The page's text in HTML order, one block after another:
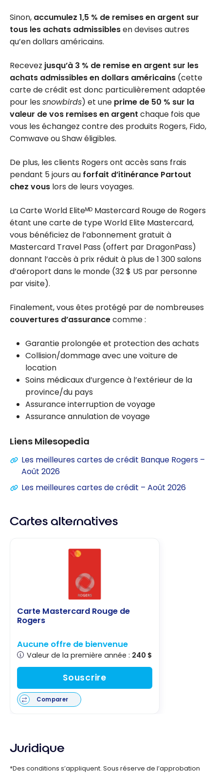
Sinon, accumulez 1,5 % de remises en argent sur
tous les achats admissiblesen devises autres
qu’en dollars américains.
Recevez jusqu’à 3 % de remise en argent sur les
achats admissibles en dollars américains (cette
carte de crédit est donc particulièrement adaptée
pour les snowbirds) et une prime de 50 % sur la
valeur de vos remises en argent chaque fois que
vous les échangez contre des produits Rogers, Fido,
Comwave ou Shaw éligibles.
De plus, les clients Rogers ont accès sans frais
pendant 5 jours au forfait d’itinérance Partout
chez vous lors de leurs voyages.
La Carte World Eliteᴹᴰ Mastercard Rouge de Rogers
étant une carte de type World Elite Mastercard,
vous bénéficiez de l’abonnement gratuit à
Mastercard Travel Pass (offert par DragonPass)
donnant l’accès à prix réduit à plus de 1 300 salons
d’aéroport dans le monde (32 $ US par personne
par visite).
Finalement, vous êtes protégé par de nombreuses
couvertures d’assurancecomme :
Garantie prolongée et protection des achats
Collision/dommage avec une voiture de
location
Soins médicaux d’urgence à l’extérieur de la
province/du pays
Assurance interruption de voyage
Assurance annulation de voyage
Liens Milesopedia
Les meilleures cartes de crédit Banque Rogers –
Août 2026
Les meilleures cartes de crédit – Août 2026
Cartes alternatives
Carte Mastercard Rouge de
Rogers
Aucune offre de bienvenue
Valeur de la première année : 240 $
Souscrire
Comparer
Juridique
*Des conditions s’appliquent. Sous réserve de l’approbation